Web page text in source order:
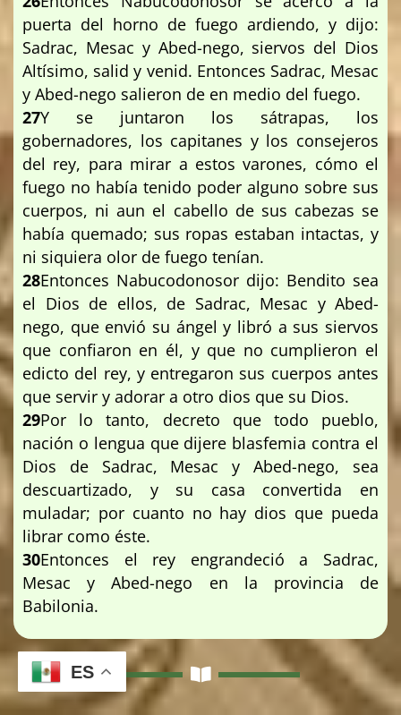
puerta del horno de fuego ardiendo, y dijo:
Sadrac, Mesac y Abed-nego, siervos del Dios
Altísimo, salid y venid. Entonces Sadrac, Mesac
y Abed-nego salieron de en medio del fuego.
27Y se juntaron los sátrapas, los
gobernadores, los capitanes y los consejeros
del rey, para mirar a estos varones, cómo el
fuego no había tenido poder alguno sobre sus
cuerpos, ni aun el cabello de sus cabezas se
había quemado; sus ropas estaban intactas, y
ni siquiera olor de fuego tenían.
28Entonces Nabucodonosor dijo: Bendito sea
el Dios de ellos, de Sadrac, Mesac y Abed-
nego, que envió su ángel y libró a sus siervos
que confiaron en él, y que no cumplieron el
edicto del rey, y entregaron sus cuerpos antes
que servir y adorar a otro dios que su Dios.
29Por lo tanto, decreto que todo pueblo,
nación o lengua que dijere blasfemia contra el
Dios de Sadrac, Mesac y Abed-nego, sea
descuartizado, y su casa convertida en
muladar; por cuanto no hay dios que pueda
librar como éste.
30Entonces el rey engrandeció a Sadrac,
Mesac y Abed-nego en la provincia de
Babilonia.
ES